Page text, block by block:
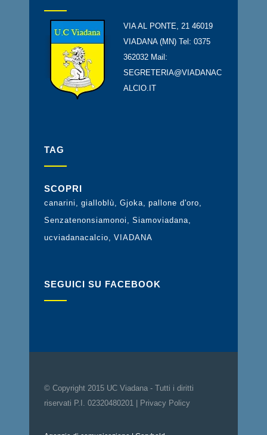
VIA AL PONTE, 21 46019
VIADANA (MN) Tel: 0375
362032 Mail:
SEGRETERIA@VIADANAC
ALCIO.IT
TAG
SCOPRI
canarini gialloblù Gjoka pallone d'oro
Senzatenonsiamonoi
Siamoviadana
ucviadanacalcio
VIADANA
SEGUICI SU FACEBOOK
© Copyright 2015 UC Viadana - Tutti i diritti
riservati P.I. 02320480201 |
Privacy Policy